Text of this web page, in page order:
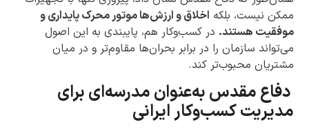
ممکن نیست، بلکه اخلاق و ارزش‌ها موتور محرک پایداری و
موفقیت هستند. در کسب‌وکار هم، پایبندی به این اصول
می‌تواند سازمان را در برابر بحران‌ها مقاوم‌تر و در میان
مشتریان محبوب‌تر کند.
دفاع مقدس به‌عنوان مدرسه‌ای برای
مدیریت کسب‌وکار ایرانی